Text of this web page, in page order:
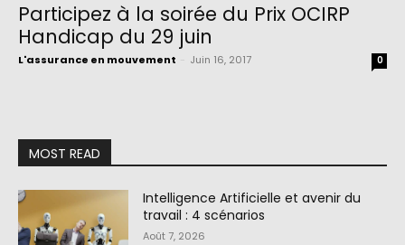
Participez à la soirée du Prix OCIRP
Handicap du 29 juin
L'assurance en mouvement Juin 16, 2017 0
MOST READ
Intelligence Artificielle et avenir du
travail : 4 scénarios
Août 7, 2026